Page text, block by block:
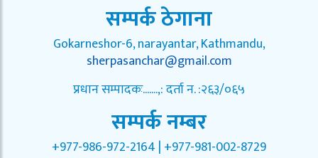
सम्पर्क ठेगाना
Gokarneshor-6, narayantar, Kathmandu,
sherpasanchar@gmail.com
प्रधान सम्पादकः.......,: दर्ता न. :२६३/०६५
सम्पर्क नम्बर
+977-986-972-2164 | +977-981-002-8729